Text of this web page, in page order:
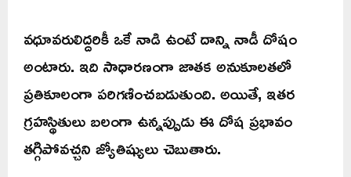
వధూవరులిద్దరికీ ఒకే నాడి ఉంటే దాన్ని నాడీ దోషం
అంటారు. ఇది సాధారణంగా జాతక అనుకూలతలో
ప్రతికూలంగా పరిగణించబడుతుంది. అయితే, ఇతర
గ్రహస్థితులు బలంగా ఉన్నప్పుడు ఈ దోష ప్రభావం
తగ్గిపోవచ్చని జ్యోతిష్యులు చెబుతారు.